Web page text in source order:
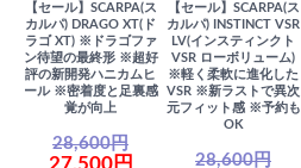
【セール】SCARPA(ス
カルパ) DRAGO XT(ド
ラゴ XT) ※ドラゴファ
ン待望の最終形 ※超好
評の新開発ハニカムヒ
ール ※密着度と足裏感
覚が向上
28,600円
【セール】SCARPA(ス
カルパ) INSTINCT VSR
LV(インスティンクト
VSR ローボリューム)
※軽く柔軟に進化した
VSR ※新ラストで異次
元フィット感 ※予約も
OK
28,600円